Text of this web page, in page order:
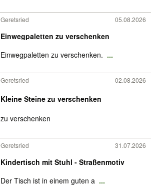
Geretsried 05.08.2026
Einwegpaletten zu verschenken
Einwegpaletten zu verschenken. ...
Geretsried 02.08.2026
Kleine Steine zu verschenken
zu verschenken
Geretsried 31.07.2026
Kindertisch mit Stuhl - Straßenmotiv
Der Tisch ist in einem guten a ...